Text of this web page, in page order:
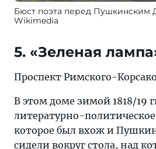
Бюст поэта перед Пушкинским
Wikimedia
5. «Зеленая
Проспект Римского-
В этом доме зимой 1818/19
литературно-
которое был вхож и
сидели вокруг стола, над